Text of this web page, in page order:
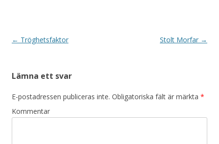
Inläggsnavigering
← Tröghetsfaktor Stolt Morfar →
Lämna ett svar
E-postadressen publiceras inte. Obligatoriska fält är märkta *
Kommentar